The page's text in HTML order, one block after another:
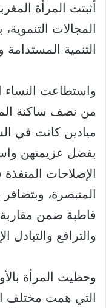
أثبتت المرأة
المجالات
التنمية
واستطاعت النساء
من نصف ساكنة
ميادين كانت في
بفضل عزيمتهن
الإصلاحات
المتبصرة،
قاطبة ضمن مقاربة
والترافع والتبادل
وحظيت المرأة
التي همت مختلف